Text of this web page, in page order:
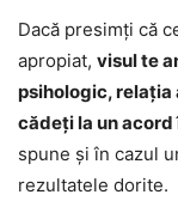
Dacă presimți că
apropiat, visul te
psihologic, relația
cădeți la un
spune și în cazul
rezultatele dorite.